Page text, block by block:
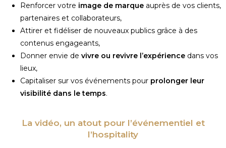
Renforcer votre image de marque auprès de vos clients,
partenaires et collaborateurs,
Attirer et fidéliser de nouveaux publics grâce à des
contenus engageants,
Donner envie de vivre ou revivre l’expérience dans vos
lieux,
Capitaliser sur vos événements pour prolonger leur
visibilité dans le temps.
La vidéo, un atout pour l’événementiel et
l’hospitality